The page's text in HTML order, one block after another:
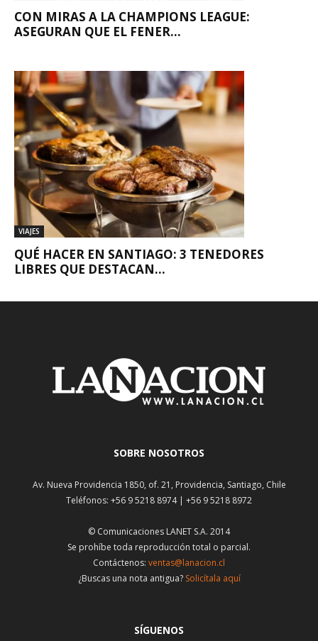
CON MIRAS A LA CHAMPIONS LEAGUE:
ASEGURAN QUE EL FENER...
VIAJES
QUÉ HACER EN SANTIAGO: 3 TENEDORES
LIBRES QUE DESTACAN...
SOBRE NOSOTROS
Av. Nueva Providencia 1850, of. 21, Providencia, Santiago, Chile
Teléfonos: +56 9 5218 8974 | +56 9 5218 8972
© Comunicaciones LANET S.A. 2014
Se prohíbe toda reproducción total o parcial.
Contáctenos: ventas@lanacion.cl
¿Buscas una nota antigua? Solicítala aquí
SÍGUENOS